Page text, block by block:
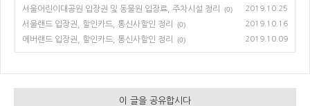
서울어린이대공원 입장권 및 동물원 입장료, 주차시설 정리 (0) 2019.10.25
서울랜드 입장권, 할인카드, 통신사할인 정리 (0) 2019.10.16
에버랜드 입장권, 할인카드, 통신사할인 정리 (0) 2019.10.09
이 글을 공유합시다